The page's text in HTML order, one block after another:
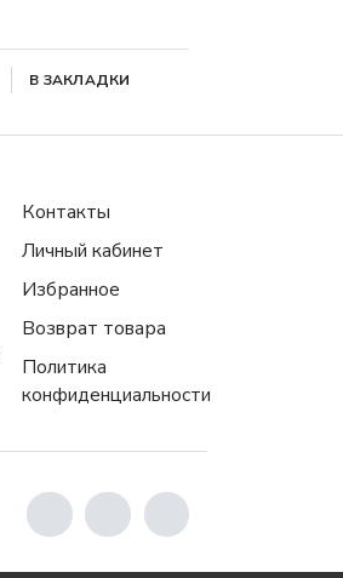
В ЗАКЛАДКИ
Контакты
Личный кабинет
Избранное
Возврат товара
Политика
конфиденциальности